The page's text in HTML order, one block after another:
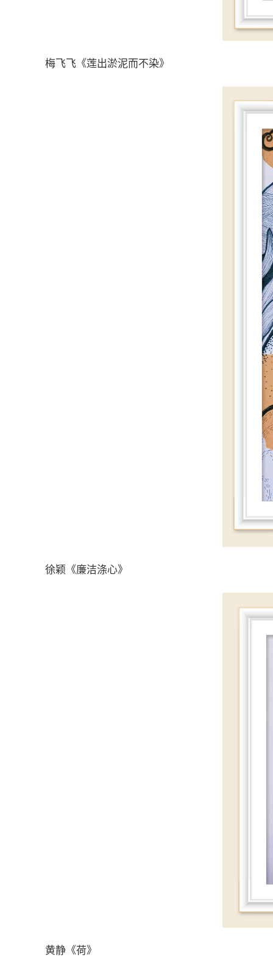
梅飞飞《莲出淤泥而不染》
徐颖《廉洁涤心》
黄静《荷》